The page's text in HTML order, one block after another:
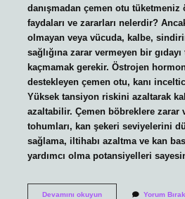
danışmadan çemen otu
faydaları ve zararları nelerdir?
olmayan veya vücuda, kalbe,
sağlığına zarar vermeyen bir gıdayı
kaçmamak gerekir. Östrojen
destekleyen çemen otu, kanı
Yüksek tansiyon riskini azaltarak
azaltabilir. Çemen böbreklere zarar
tohumları, kan şekeri seviyelerini
sağlama, iltihabı azaltma ve kan
yardımcı olma potansiyelleri
Devamını okuyunÇemen
Yorum Bırak